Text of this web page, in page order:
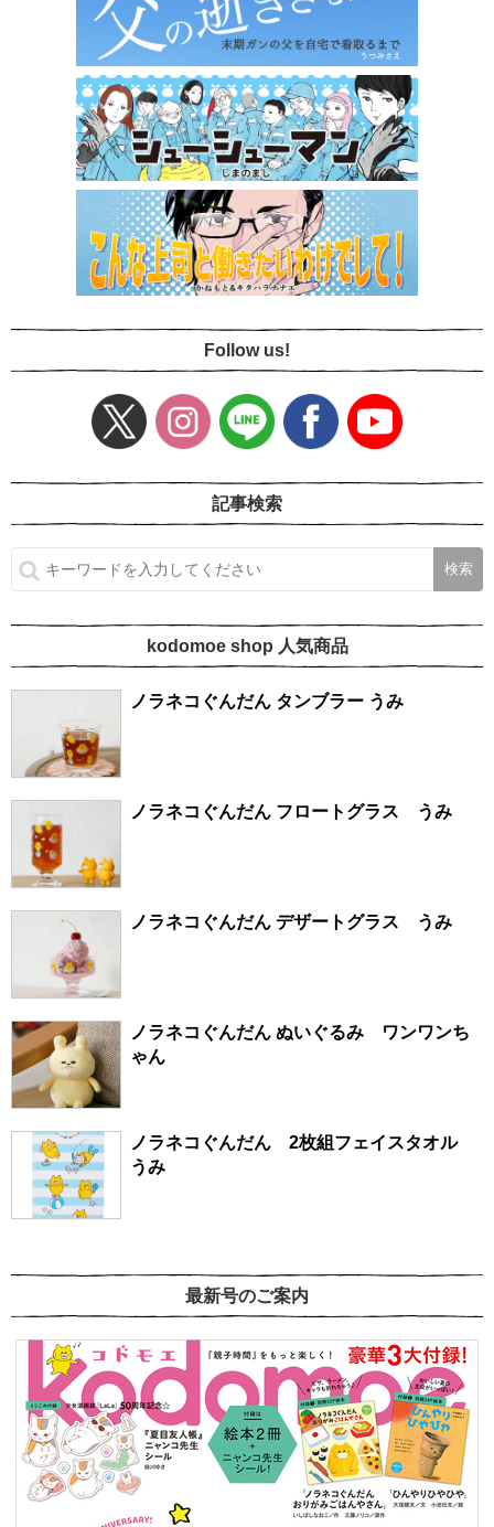
Follow us!
記事検索
kodomoe shop 人気商品
ノラネコぐんだん タンブラー うみ
ノラネコぐんだん フロートグラス うみ
ノラネコぐんだん デザートグラス うみ
ノラネコぐんだん ぬいぐるみ ワンワンち
ゃん
ノラネコぐんだん 2枚組フェイスタオル
うみ
最新号のご案内